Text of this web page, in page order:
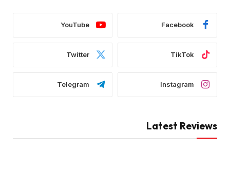
Facebook
YouTube
TikTok
Twitter
Instagram
Telegram
Latest Reviews